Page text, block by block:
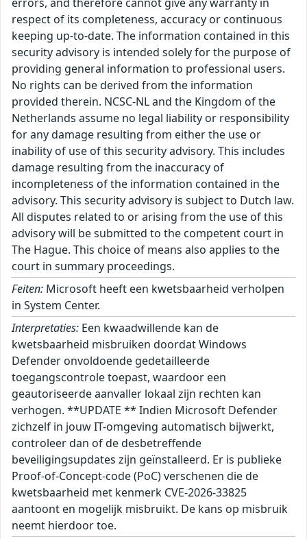
respect of its completeness, accuracy or continuous
keeping up-to-date. The information contained in this
security advisory is intended solely for the purpose of
providing general information to professional users.
No rights can be derived from the information
provided therein. NCSC-NL and the Kingdom of the
Netherlands assume no legal liability or responsibility
for any damage resulting from either the use or
inability of use of this security advisory. This includes
damage resulting from the inaccuracy of
incompleteness of the information contained in the
advisory. This security advisory is subject to Dutch law.
All disputes related to or arising from the use of this
advisory will be submitted to the competent court in
The Hague. This choice of means also applies to the
court in summary proceedings.
Feiten: Microsoft heeft een kwetsbaarheid verholpen
in System Center.
Interpretaties: Een kwaadwillende kan de
kwetsbaarheid misbruiken doordat Windows
Defender onvoldoende gedetailleerde
toegangscontrole toepast, waardoor een
geautoriseerde aanvaller lokaal zijn rechten kan
verhogen. **UPDATE ** Indien Microsoft Defender
zichzelf in jouw IT-omgeving automatisch bijwerkt,
controleer dan of de desbetreffende
beveiligingsupdates zijn geïnstalleerd. Er is publieke
Proof-of-Concept-code (PoC) verschenen die de
kwetsbaarheid met kenmerk CVE-2026-33825
aantoont en mogelijk misbruikt. De kans op misbruik
neemt hierdoor toe.